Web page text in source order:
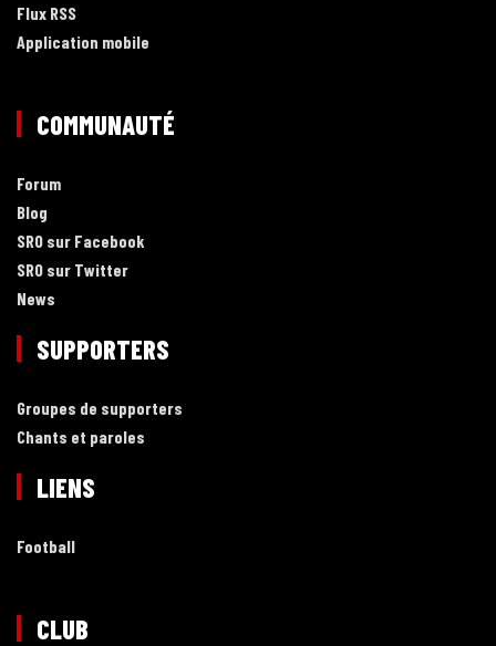
Flux RSS
Application mobile
COMMUNAUTÉ
Forum
Blog
SRO sur Facebook
SRO sur Twitter
News
SUPPORTERS
Groupes de supporters
Chants et paroles
LIENS
Football
CLUB